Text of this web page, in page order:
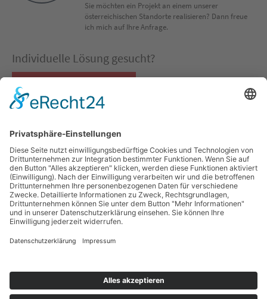
Sie möchten ein Projekt an einem unserer
österreichischen Standorte realisieren? Dann freue
ich mich auf Ihre Anfrage.
Individuelle Lösung gesucht?
Co-Packing Konfigurator
QUICKLINKS
Co-Packing
Verpackungslösungen
Verpackungsberatung
SOCIAL MEDIA